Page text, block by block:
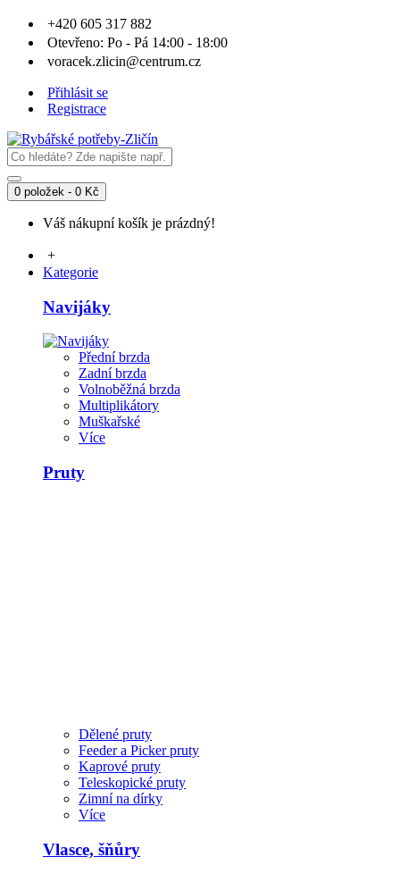
+420 605 317 882
Otevřeno: Po - Pá 14:00 - 18:00
voracek.zlicin@centrum.cz
Přihlásit se
Registrace
0 položek - 0 Kč
Váš nákupní košík je prázdný!
+
Kategorie
Navijáky
Přední brzda
Zadní brzda
Volnoběžná brzda
Multiplikátory
Muškařské
Více
Pruty
Dělené pruty
Feeder a Picker pruty
Kaprové pruty
Teleskopické pruty
Zimní na dírky
Více
Vlasce, šňůry